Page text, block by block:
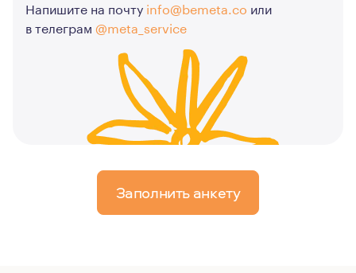
Напишите на почту info@bemeta.co или
в телеграм @meta_service
Заполнить анкету